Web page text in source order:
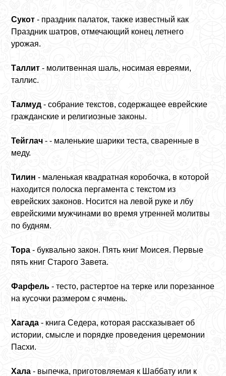
Сукот - праздник палаток, также известный как
Праздник шатров, отмечающий конец летнего
урожая.
Таллит - молитвенная шаль, носимая евреями,
таллис.
Талмуд - собрание текстов, содержащее еврейские
гражданские и религиозные законы.
Тейглач- - маленькие шарики теста, сваренные в
меду.
Тилин- маленькая квадратная коробочка, в которой
находится полоска пергамента с текстом из
еврейских законов. Носится на левой руке и лбу
еврейскими мужчинами во время утренней молитвы
по будням.
Тора- буквально закон. Пять книг Моисея. Первые
пять книг Старого Завета.
Фарфель - тесто, растертое на терке или порезанное
на кусочки размером с ячмень.
Хагада- книга Седера, которая рассказывает об
истории, смысле и порядке проведения церемонии
Пасхи.
Хала- выпечка, приготовляемая к Шаббату или к